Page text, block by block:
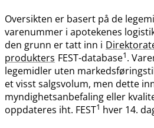
Oversikten er basert på de
varenummer i apotekenes
den grunn er tatt inn i
produkters FEST-database1.
legemidler uten
et visst salgsvolum, men dette
myndighetsanbefaling eller
oppdateres iht. FEST1 hver 14.